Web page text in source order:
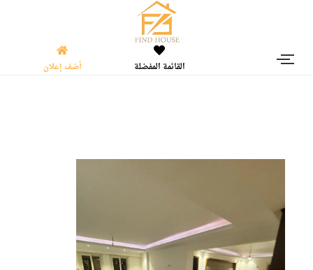
القائمة المفضلة أضف إعلان